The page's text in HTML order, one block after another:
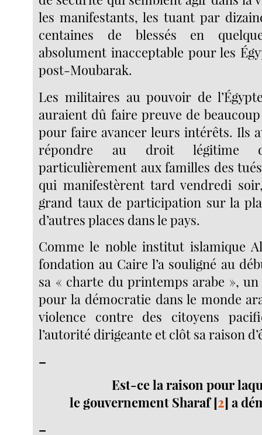
les manifestants, les tuant par
centaines de blessés en
absolument inacceptable pour les
post-Moubarak.
Les militaires au pouvoir de
auraient dû faire preuve de
pour faire avancer leurs intérêts. Ils
répondre au droit légitime
particulièrement aux familles des
qui manifestèrent tard vendredi
grand taux de participation sur la
d’autres places dans le pays.
Comme le noble institut islamique
fondation au Caire l’a souligné au
sa « charte du printemps arabe »,
pour la démocratie dans le monde
violence contre des citoyens
l’autorité dirigeante et clôt sa raison
–
Est-ce la raison pour
le gouvernement Sharaf[2] a
–